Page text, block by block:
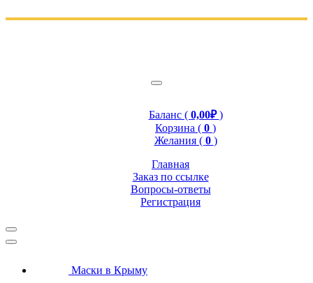
Баланс ( 0,00₽)
Корзина ( 0 )
Желания ( 0 )
Главная
Заказ по ссылке
Вопросы-ответы
Регистрация
Маски в Крыму